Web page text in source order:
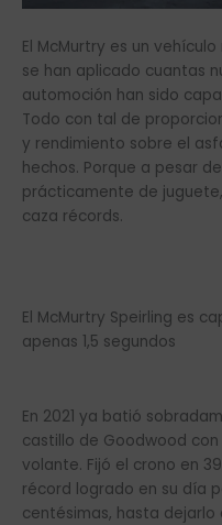
El McMurtry es un
se han aplicado cuantas
automoción han sido
Todo con tal de
y rendimiento sobre el
hechos. Porque a pesar
prácticamente de
caza récords.
El McMurtry Speirling es
apenas 1,5 segundos
En 2021 ya batió
castillo de Goodwood
volante. Fijó el crono en
récord logrado en su día
centésimas, hasta dejarlo